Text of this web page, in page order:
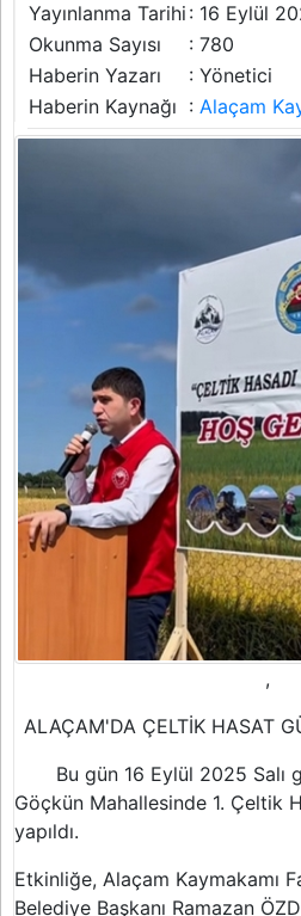
Yayınlanma Tarihi : 16 Eylül
Okunma Sayısı
: 780
Haberin Yazarı
: Yönetici
Haberin Kaynağı : Alaçam
,
ALAÇAM'DA ÇELTİK HASAT
Bu gün 16 Eylül 2025 Salı
Göçkün Mahallesinde 1. Çeltik
yapıldı.
Etkinliğe, Alaçam Kaymakamı
Belediye Başkanı Ramazan